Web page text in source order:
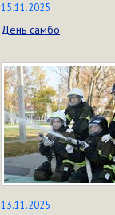
15.11.2025
День самбо
13.11.2025